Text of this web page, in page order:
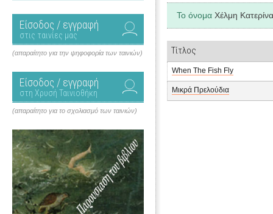
Είσοδος / εγγραφή
στις ταινίες μας
(απαραίτητο για την ψηφοφορία των ταινιών)
Είσοδος / εγγραφή
στη Χρυσή Ταινιοθήκη
(απαραίτητο για το σχολιασμό των ταινιών)
Το όνομα Χέλμη Κατερίνα
Τίτλος
When The Fish Fly
Μικρά Πρελούδια